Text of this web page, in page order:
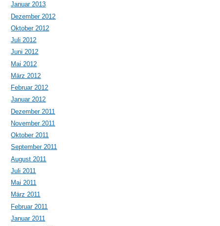
Januar 2013
Dezember 2012
Oktober 2012
Juli 2012
Juni 2012
Mai 2012
März 2012
Februar 2012
Januar 2012
Dezember 2011
November 2011
Oktober 2011
September 2011
August 2011
Juli 2011
Mai 2011
März 2011
Februar 2011
Januar 2011